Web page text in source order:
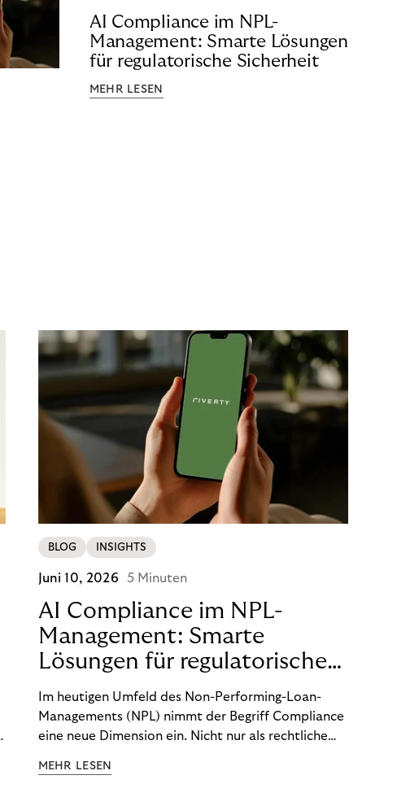
AI Compliance im NPL-
Management: Smarte Lösungen
für regulatorische Sicherheit
MEHR LESEN
BLOG INSIGHTS
Juni 10, 2026 5 Minuten
AI Compliance im NPL-
Management: Smarte
Lösungen für regulatorische
Sicherheit
Im heutigen Umfeld des Non-Performing-Loan-
Managements (NPL) nimmt der Begriff Compliance
eine neue Dimension ein. Nicht nur als rechtliche
Wettbewerbsvorteil. In einem Umfeld steigender
MEHR LESEN